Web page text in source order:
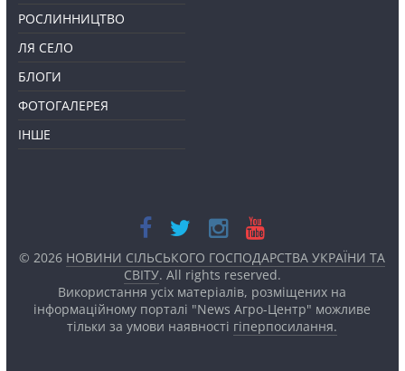
РОСЛИННИЦТВО
ЛЯ СЕЛО
БЛОГИ
ФОТОГАЛЕРЕЯ
ІНШЕ
© 2026 НОВИНИ СІЛЬСЬКОГО ГОСПОДАРСТВА УКРАЇНИ ТА
СВІТУ. All rights reserved.
Використання усіх матеріалів, розміщених на
інформаційному порталі "News Агро-Центр" можливе
тільки за умови наявності гіперпосилання.